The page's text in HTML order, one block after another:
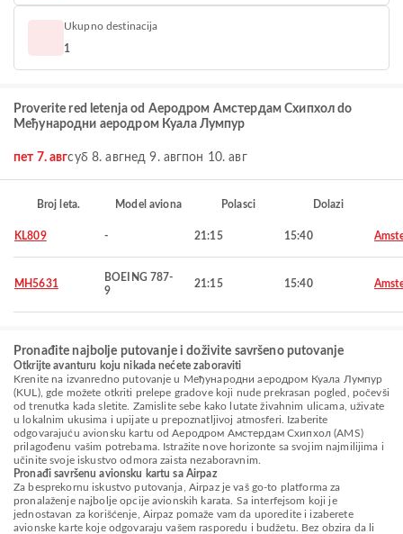
Ukupno destinacija
1
Proverite red letenja od Aеродром Амстердам Схипхол do
Међународни аеродром Куала Лумпур
пет 7. авгсуб 8. авгнед 9. авгпон 10. авг
Broj leta. Model aviona Polasci Dolazi
KL809 - 21:15 15:40
MH5631
BOEING 787-
9
21:15 15:40
Pronađite najbolje putovanje i doživite savršeno putovanje
Otkrijte avanturu koju nikada nećete zaboraviti
Krenite na izvanredno putovanje u Међународни аеродром Куала Лумпур
(KUL), gde možete otkriti prelepe gradove koji nude prekrasan pogled, počevši
od trenutka kada sletite. Zamislite sebe kako lutate živahnim ulicama, uživate
u lokalnim ukusima i upijate u prepoznatljivoj atmosferi. Izaberite
odgovarajuću avionsku kartu od Aеродром Амстердам Схипхол (AMS)
prilagođenu vašim potrebama. Istražite nove horizonte sa svojim najmilijima i
učinite svoje iskustvo odmora zaista nezaboravnim.
Pronađi savršenu avionsku kartu sa Airpaz
Za besprekornu iskustvo putovanja, Airpaz je vaš go-to platforma za
pronalaženje najbolje opcije avionskih karata. Sa interfejsom koji je
jednostavan za korišćenje, Airpaz pomaže vam da uporedite i izaberete
avionske karte koje odgovaraju vašem rasporedu i budžetu. Bez obzira da li